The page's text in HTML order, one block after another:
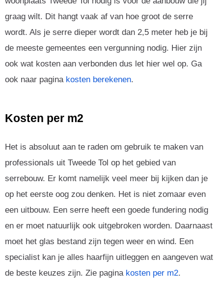
graag wilt. Dit hangt vaak af van hoe groot de serre
wordt. Als je serre dieper wordt dan 2,5 meter heb je bij
de meeste gemeentes een vergunning nodig. Hier zijn
ook wat kosten aan verbonden dus let hier wel op. Ga
ook naar pagina kosten berekenen.
Kosten per m2
Het is absoluut aan te raden om gebruik te maken van
professionals uit Tweede Tol op het gebied van
serrebouw. Er komt namelijk veel meer bij kijken dan je
op het eerste oog zou denken. Het is niet zomaar even
een uitbouw. Een serre heeft een goede fundering nodig
en er moet natuurlijk ook uitgebroken worden. Daarnaast
moet het glas bestand zijn tegen weer en wind. Een
specialist kan je alles haarfijn uitleggen en aangeven wat
de beste keuzes zijn. Zie pagina kosten per m2.